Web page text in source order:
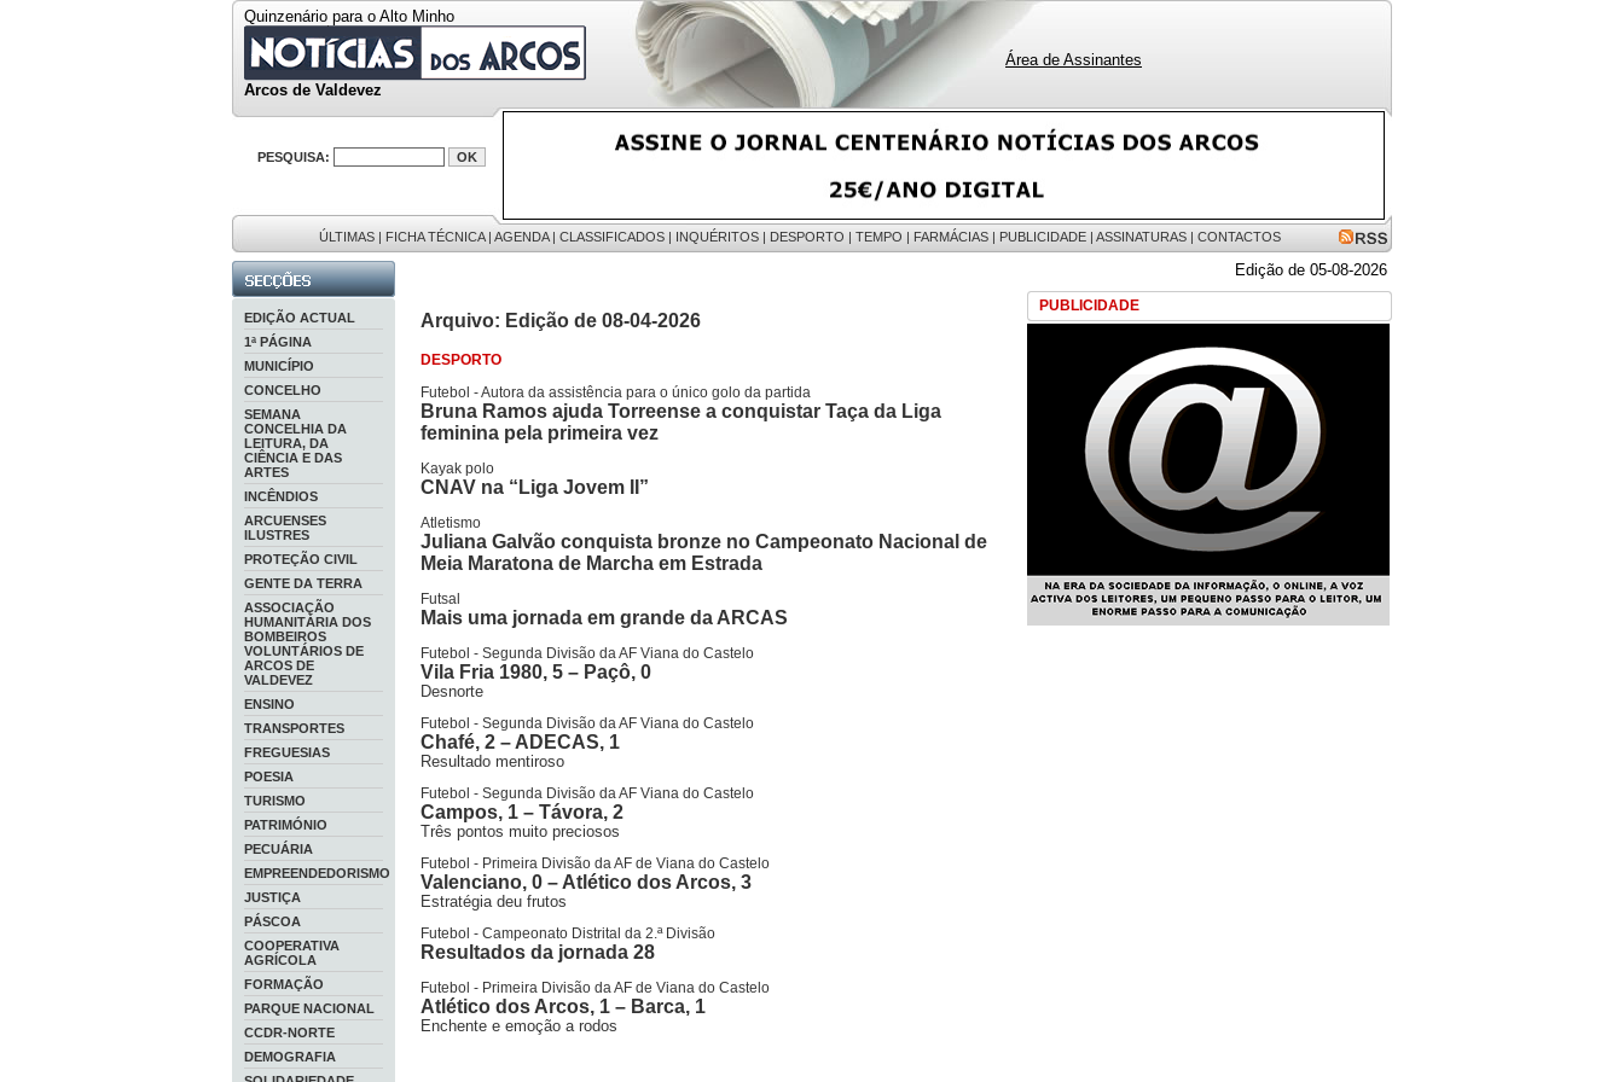
Quinzenário para o Alto Minho
Arcos de Valdevez
Área de Assinantes
PESQUISA:
ÚLTIMAS | FICHA TÉCNICA| AGENDA| CLASSIFICADOS | INQUÉRITOS | DESPORTO | TEMPO | FARMÁCIAS | PUBLICIDADE | ASSINATURAS | CONTACTOS
EDIÇÃO ACTUAL
1ª PÁGINA
MUNICÍPIO
CONCELHO
SEMANA
CONCELHIA DA
LEITURA, DA
CIÊNCIA E DAS
ARTES
INCÊNDIOS
ARCUENSES
ILUSTRES
PROTEÇÃO CIVIL
GENTE DA TERRA
ASSOCIAÇÃO
HUMANITÁRIA DOS
BOMBEIROS
VOLUNTÁRIOS DE
ARCOS DE
VALDEVEZ
ENSINO
TRANSPORTES
FREGUESIAS
POESIA
TURISMO
PATRIMÓNIO
PECUÁRIA
EMPREENDEDORISMO
JUSTIÇA
PÁSCOA
COOPERATIVA
AGRÍCOLA
FORMAÇÃO
PARQUE NACIONAL
CCDR-NORTE
DEMOGRAFIA
Edição de 05-08-2026
PUBLICIDADE
Arquivo: Edição de 08-04-2026
DESPORTO
Futebol - Autora da assistência para o único golo da partida
Bruna Ramos ajuda Torreense a conquistar Taça da Liga
feminina pela primeira vez
Kayak polo
CNAV na “Liga Jovem II”
Atletismo
Juliana Galvão conquista bronze no Campeonato Nacional de
Meia Maratona de Marcha em Estrada
Futsal
Mais uma jornada em grande da ARCAS
Futebol - Segunda Divisão da AF Viana do Castelo
Vila Fria 1980, 5 – Paçô, 0
Desnorte
Futebol - Segunda Divisão da AF Viana do Castelo
Chafé, 2 – ADECAS, 1
Resultado mentiroso
Futebol - Segunda Divisão da AF Viana do Castelo
Campos, 1 – Távora, 2
Três pontos muito preciosos
Futebol - Primeira Divisão da AF de Viana do Castelo
Valenciano, 0 – Atlético dos Arcos, 3
Estratégia deu frutos
Futebol - Campeonato Distrital da 2.ª Divisão
Resultados da jornada 28
Futebol - Primeira Divisão da AF de Viana do Castelo
Atlético dos Arcos, 1 – Barca, 1
Enchente e emoção a rodos